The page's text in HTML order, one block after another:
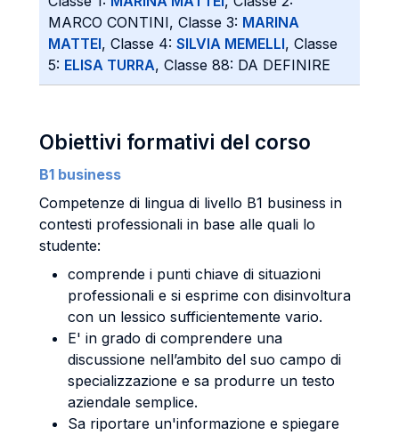
MARCO CONTINI, Classe 3: MARINA
MATTEI, Classe 4: SILVIA MEMELLI, Classe
5: ELISA TURRA, Classe 88: DA DEFINIRE
Obiettivi formativi del corso
B1 business
Competenze di lingua di livello B1 business in
contesti professionali in base alle quali lo
studente:
comprende i punti chiave di situazioni
professionali e si esprime con disinvoltura
con un lessico sufficientemente vario.
E' in grado di comprendere una
discussione nell’ambito del suo campo di
specializzazione e sa produrre un testo
aziendale semplice.
Sa riportare un'informazione e spiegare